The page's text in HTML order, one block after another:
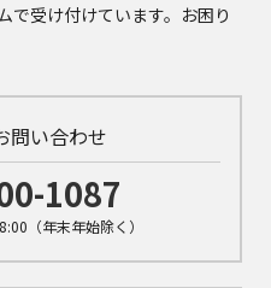
で受け付けています。お困り
問い合わせ
1087
（年末年始除く）